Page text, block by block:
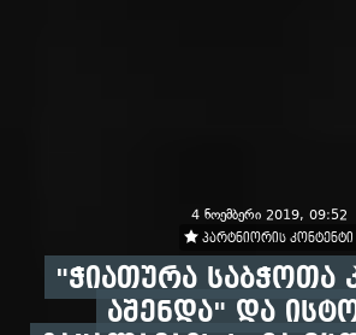
4 ნოემბერი 2019, 09:52
პარტნიორის კონტენტი
"ჭიათურა საბჭოთა
აშენდა" და